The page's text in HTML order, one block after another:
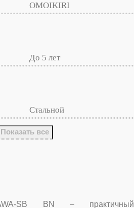
OMOIKIRI
До 5 лет
Стальной
Показать все
SB BN – практичный